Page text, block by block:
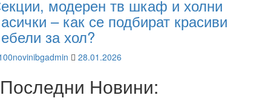
модерен тв шкаф и холни
– как се подбират красиви
за хол?
28.01.2026
Последни Новини: